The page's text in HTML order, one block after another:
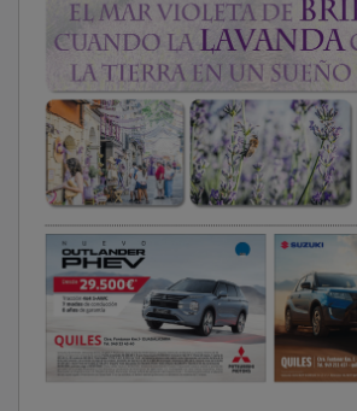
Por su parte, la clasificación
encabezada por Ester Corral García,
Torrejón, que completó el recorrido
minutos y 47 segundos. Elena
segunda y Melania Ruberte de la